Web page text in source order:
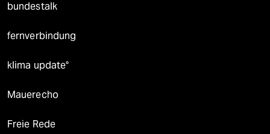
bundestalk
fernverbindung
klima update°
Mauerecho
Freie Rede